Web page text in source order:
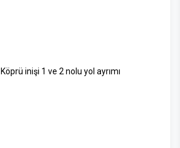
Köprü inişi 1 ve 2 nolu yol ayrımı